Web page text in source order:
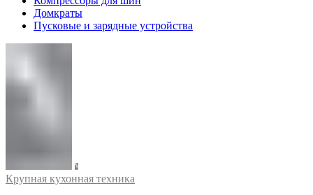
Домкраты
Пусковые и зарядные устройства
Крупная кухонная техника